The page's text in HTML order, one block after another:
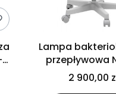
Lampa
przepływowa
60/60 P RC -
2 900,00